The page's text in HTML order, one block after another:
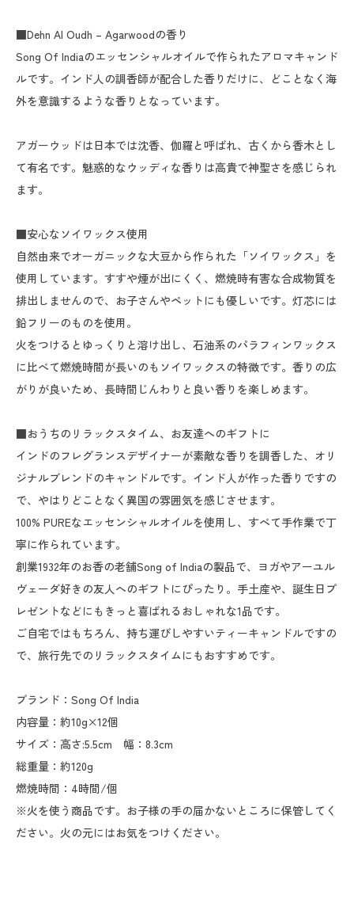
■Dehn Al Oudh – Agarwoodの香り
Song Of Indiaのエッセンシャルオイルで作られたアロマキャンド
ルです。インド人の調香師が配合した香りだけに、どことなく海
外を意識するような香りとなっています。
アガーウッドは日本では沈香、伽羅と呼ばれ、古くから香木とし
て有名です。魅惑的なウッディな香りは高貴で神聖さを感じられ
ます。
■安心なソイワックス使用
自然由来でオーガニックな大豆から作られた「ソイワックス」を
使用しています。すすや煙が出にくく、燃焼時有害な合成物質を
排出しませんので、お子さんやペットにも優しいです。灯芯には
鉛フリーのものを使用。
火をつけるとゆっくりと溶け出し、石油系のパラフィンワックス
に比べて燃焼時間が長いのもソイワックスの特徴です。香りの広
がりが良いため、長時間じんわりと良い香りを楽しめます。
■おうちのリラックスタイム、お友達へのギフトに
インドのフレグランスデザイナーが素敵な香りを調香した、オリ
ジナルブレンドのキャンドルです。インド人が作った香りですの
で、やはりどことなく異国の雰囲気を感じさせます。
100% PUREなエッセンシャルオイルを使用し、すべて手作業で丁
寧に作られています。
創業1932年のお香の老舗Song of Indiaの製品で、ヨガやアーユル
ヴェーダ好きの友人へのギフトにぴったり。手土産や、誕生日プ
レゼントなどにもきっと喜ばれるおしゃれな1品です。
ご自宅ではもちろん、持ち運びしやすいティーキャンドルですの
で、旅行先でのリラックスタイムにもおすすめです。
ブランド：Song Of India
内容量：約10g×12個
サイズ：高さ:5.5cm 幅：8.3cm
総重量：約120g
燃焼時間：4時間/個
※火を使う商品です。お子様の手の届かないところに保管してく
ださい。火の元にはお気をつけください。